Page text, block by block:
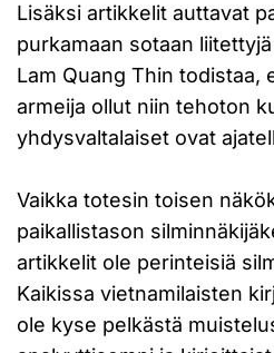
Lisäksi artikkelit auttavat
purkamaan sotaan
Lam Quang Thin todistaa,
armeija ollut niin tehoton
yhdysvaltalaiset ovat
Vaikka totesin toisen
paikallistason
artikkelit ole perinteisiä
Kaikissa vietnamilaisten
ole kyse pelkästä